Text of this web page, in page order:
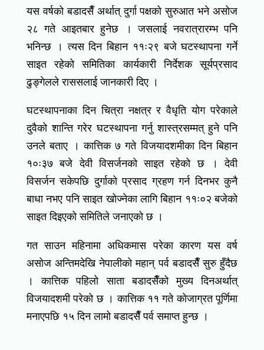
यस वर्षको बडादसैँ अर्थात् दुर्गा पक्षको सुरुआत भने असोज
२८ गते आइतबार हुनेछ । जसलाई नवरात्रारम्भ पनि
भनिन्छ । त्यस दिन बिहान ११ः२९ बजे घटस्थापना गर्ने
साइत रहेको समितिका कार्यकारी निर्देशक सूर्यप्रसाद
ढुङ्गेलले राससलाई जानकारी दिए ।
घटस्थापनाका दिन चित्रा नक्षत्र र वैधृति योग परेकाले
दुवैको शान्ति गरेर घटस्थापना गर्नु शास्त्रसम्मत् हुने पनि
उनले बताए । कात्तिक ७ गते विजयादशमीका दिन बिहान
१०ः३७ बजे देवी विसर्जनको साइत रहेको छ । देवी
विसर्जन सकेपछि दुर्गाको प्रसाद ग्रहण गर्न दिनभर कुनै
बाधा नभए पनि साइत खोज्नेका लागि बिहान ११ः०२ बजेको
साइत दिइएको समितिले जनाएको छ ।
गत साउन महिनामा अधिकमास परेका कारण यस वर्ष
असोज अन्तिमदेखि नेपालीको महान् पर्व बडादसैँ सुरु हुँदैछ
। कात्तिक पहिलो साता बडादसैँको मुख्य दिनअर्थात्
विजयादशमी परेको छ । कात्तिक ११ गते कोजाग्रत पूर्णिमा
मनाएपछि १५ दिन लामो बडादसैँ पर्व समाप्त हुन्छ ।